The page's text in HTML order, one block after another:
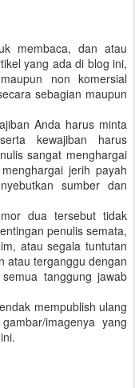
membaca, dan atau
yang ada di blog ini,
non komersial
sebagian maupun
Anda harus minta
kewajiban harus
sangat menghargai
jerih payah
sumber dan
dua tersebut tidak
penulis semata,
atau segala tuntutan
atau terganggu dengan
tanggung jawab
mempublish ulang
imagenya yang